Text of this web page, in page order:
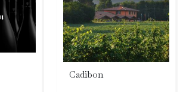
Cadibon